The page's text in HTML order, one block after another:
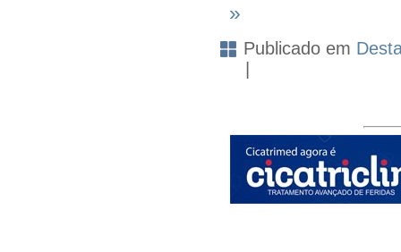
»
Publicado em